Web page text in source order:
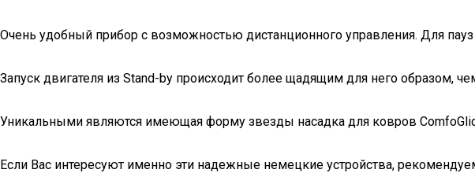
Очень удобный прибор с возможностью дистанционного управления. Для
Запуск двигателя из Stand-by происходит более щадящим для него образом,
Уникальными являются имеющая форму звезды насадка для ковров
Если Вас интересуют именно эти надежные немецкие устройства,